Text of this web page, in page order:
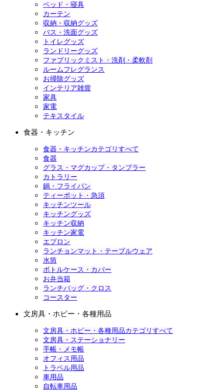
ベッド・寝具
カーテン
収納・収納グッズ
バス・洗面グッズ
トイレグッズ
ランドリーグッズ
ファブリックミスト・洗剤・柔軟剤
ルームフレグランス
お掃除グッズ
インテリア雑貨
家具
家電
テキスタイル
食器・キッチン
食器・キッチンカテゴリすべて
食器
グラス・マグカップ・タンブラー
カトラリー
鍋・フライパン
ティーポット・急須
キッチンツール
キッチングッズ
キッチン収納
キッチン家電
エプロン
ランチョンマット・テーブルウェア
水筒
ボトルケース・カバー
お弁当箱
ランチバッグ・クロス
コースター
文房具・ホビー・各種用品
文房具・ホビー・各種用品カテゴリすべて
文房具・ステーショナリー
手帳・メモ帳
オフィス用品
トラベル用品
車用品
自転車用品